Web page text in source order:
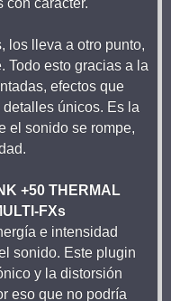
con carácter.
los lleva a otro punto,
Todo esto gracias a la
efectos que
únicos. Es la
el sonido se rompe,
+50 THERMAL
FXs
e intensidad
sonido. Este plugin
y la distorsión
eso que no podría